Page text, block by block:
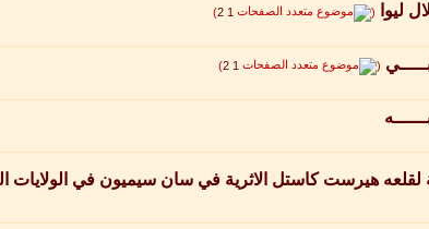
ليوا (
1
2
)
(
1
2
)
هيرست كاستل الاثرية في سان سيميون في الولايات